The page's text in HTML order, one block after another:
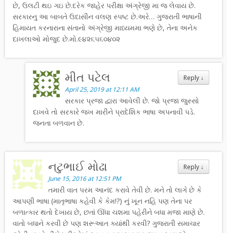
છે, ઉલટી થઇ ગઇ છે.દરેક જાહેર પરીક્ષા અંગ્રેજી મા જ લેવાય છે.
સરકારનુ આ બાબતે ઉદાસીન વલણ સ્પષ્ટ છે.અરે… ગુજરાતી ભાષાની
હિમાયત કરનારાના સંતાનો અંગ્રેજી માધ્યમમા ભણે છે, તેના અનેક
દાખલાઓ મોજુદ છે.મો.૯૪૨૬૫૬૦૪૦૨
Reply ↓
મીત પટેલ
April 25, 2019 at 12:11 AM
સરકાર પ્રજા દ્વારા આવેલી છે. જો પ્રજા જુસ્સો
દાખવે તો સરકારે જખ મારીને પ્રાદેશિક ભાષા અપનાવી પડે.
જનતા બળવાન છે.
Reply ↓
નટુભાઈ મોઢા
June 15, 2016 at 12:51 PM
તમારી વાત પરમ આનંદ કરાવે તેવી છે. મને તો લાગે છે કે
આપણી ભાષા (માતૃભાષા કહેવી કે કેમ!?) નું ખૂન નહિ પણ તેના પર
બળાત્કાર થતો દેખાય છે, છતાં ઊંધા ચશમા પહેરીને બધા મજા માણે છે.
વાતો બધાને કરવી છે પણ શરૂઆત ક્યાંથી કરવી? ગુજરાતી સમાચાર